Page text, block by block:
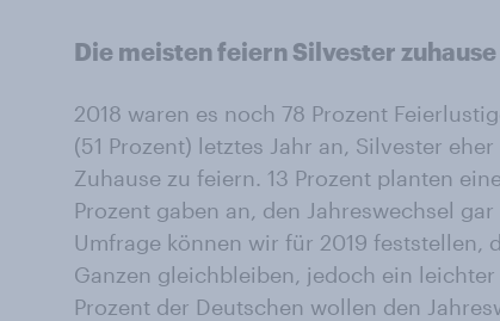
Die meisten feiern Silvester
2018 waren es noch 78 Prozent
(51 Prozent) letztes Jahr an, Silvester
Zuhause zu feiern. 13 Prozent planten
Prozent gaben an, den Jahreswechsel
Umfrage können wir für 2019 feststellen,
Ganzen gleichbleiben, jedoch ein
Prozent der Deutschen wollen den